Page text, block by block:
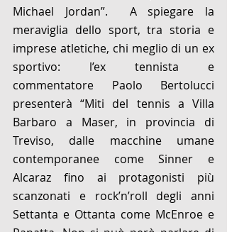
Michael Jordan”.  A spiegare la
meraviglia dello sport, tra storia e
imprese atletiche, chi meglio di un ex
sportivo: l’ex tennista e
commentatore Paolo Bertolucci
presenterà “Miti del tennis a Villa
Barbaro a Maser, in provincia di
Treviso, dalle macchine umane
contemporanee come Sinner e
Alcaraz fino ai protagonisti più
scanzonati e rock’n’roll degli anni
Settanta e Ottanta come McEnroe e